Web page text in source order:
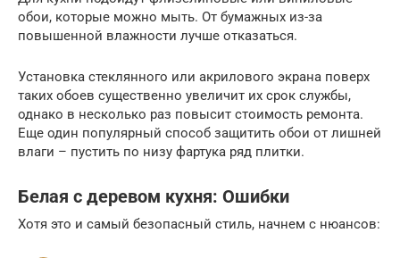
обои, которые можно мыть. От бумажных из-за
повышенной влажности лучше отказаться.
Установка стеклянного или акрилового экрана поверх
таких обоев существенно увеличит их срок службы,
однако в несколько раз повысит стоимость ремонта.
Еще один популярный способ защитить обои от лишней
влаги – пустить по низу фартука ряд плитки.
Белая с деревом кухня: Ошибки
Хотя это и самый безопасный стиль, начнем с нюансов: